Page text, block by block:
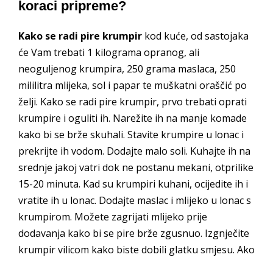
koraci pripreme?
Kako se radi pire krumpir kod kuće, od sastojaka
će Vam trebati 1 kilograma opranog, ali
neoguljenog krumpira, 250 grama maslaca, 250
mililitra mlijeka, sol i papar te muškatni oraščić po
želji. Kako se radi pire krumpir, prvo trebati oprati
krumpire i oguliti ih. Narežite ih na manje komade
kako bi se brže skuhali. Stavite krumpire u lonac i
prekrijte ih vodom. Dodajte malo soli. Kuhajte ih na
srednje jakoj vatri dok ne postanu mekani, otprilike
15-20 minuta. Kad su krumpiri kuhani, ocijedite ih i
vratite ih u lonac. Dodajte maslac i mlijeko u lonac s
krumpirom. Možete zagrijati mlijeko prije
dodavanja kako bi se pire brže zgusnuo. Izgnječite
krumpir vilicom kako biste dobili glatku smjesu. Ako